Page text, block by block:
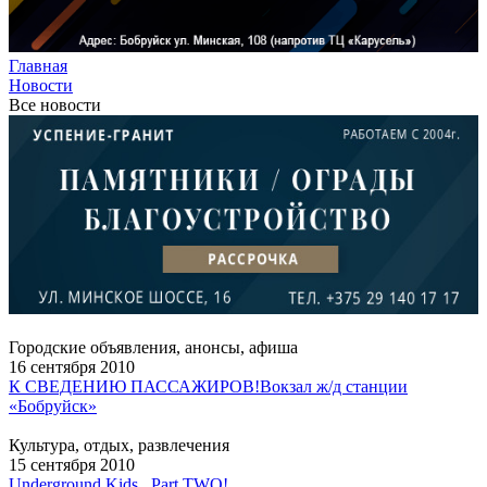
Главная
Новости
Все новости
Городские объявления, анонсы, афиша
16 сентября 2010
К СВЕДЕНИЮ ПАССАЖИРОВ!Вокзал ж/д станции
«Бобруйск»
Культура, отдых, развлечения
15 сентября 2010